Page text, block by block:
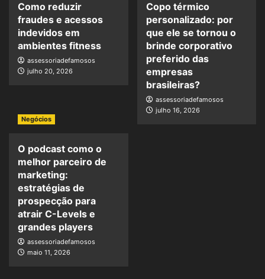
Como reduzir
fraudes e acessos
indevidos em
ambientes fitness
assessoriadefamosos
julho 20, 2026
Copo térmico
personalizado: por
que ele se tornou o
brinde corporativo
preferido das
empresas
brasileiras?
assessoriadefamosos
julho 16, 2026
Negócios
O podcast como o
melhor parceiro de
marketing:
estratégias de
prospecção para
atrair C-Levels e
grandes players
assessoriadefamosos
maio 11, 2026